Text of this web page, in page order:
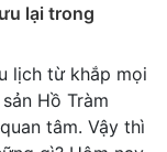
lại trong
lịch từ khắp mọi
Hồ Tràm
tâm. Vậy thì